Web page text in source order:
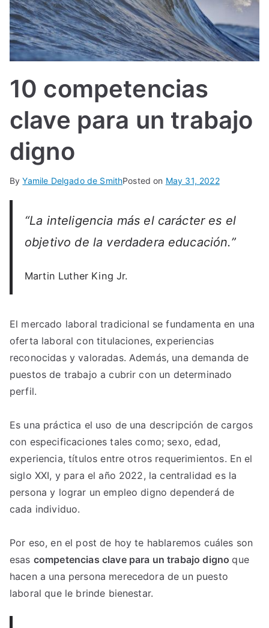
IN
TE
R
A
10 competencias
clave para un trabajo
digno
ByYamile Delgado de SmithPosted on May 31, 2022
“La inteligencia más el carácter es el
objetivo de la verdadera educación.”
Martin Luther King Jr.
El mercado laboral tradicional se fundamenta en una
oferta laboral con titulaciones, experiencias
reconocidas y valoradas. Además, una demanda de
puestos de trabajo a cubrir con un determinado
perfil.
Es una práctica el uso de una descripción de cargos
con especificaciones tales como; sexo, edad,
experiencia, títulos entre otros requerimientos. En el
siglo XXI, y para el año 2022, la centralidad es la
persona y lograr un empleo digno dependerá de
cada individuo.
Por eso, en el post de hoy te hablaremos cuáles son
esas competencias clave para un trabajo dignoque
hacen a una persona merecedora de un puesto
laboral que le brinde bienestar.